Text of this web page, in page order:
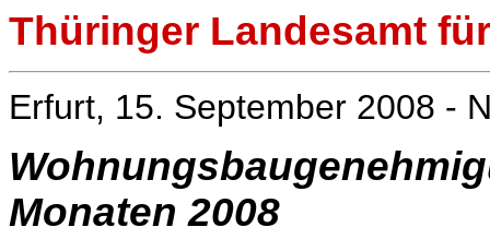
Thüringer Landesamt
Erfurt, 15. September 2008 -
Monaten 2008